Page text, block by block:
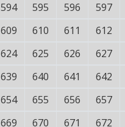
594 595 596 597
609 610 611 612
624 625 626 627
639 640 641 642
654 655 656 657
669 670 671 672